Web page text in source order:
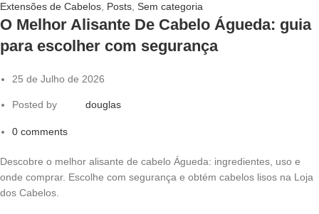
Extensões de Cabelos, Posts, Sem categoria
O Melhor Alisante De Cabelo Águeda: guia
para escolher com segurança
25 de Julho de 2026
Posted by douglas
0 comments
Descobre o melhor alisante de cabelo Águeda: ingredientes, uso e
onde comprar. Escolhe com segurança e obtém cabelos lisos na Loja
dos Cabelos.